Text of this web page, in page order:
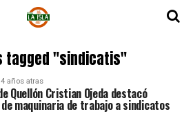
tagged "sindicatis"
4 años atras
Quellón Cristian Ojeda destacó
maquinaria de trabajo a sindicatos